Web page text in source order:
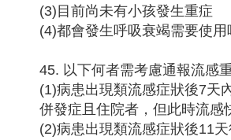
(3)目前尚未有小孩發生重症
(4)都會發生呼吸衰竭需要使用
45. 以下何者需考慮通報流感
(1)病患出現類流感症狀後7天
併發症且住院者，但此時流感
(2)病患出現類流感症狀後11